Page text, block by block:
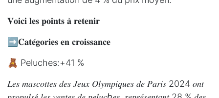
𝐕𝐨𝐢𝐜𝐢 𝐥𝐞𝐬 𝐩𝐨𝐢𝐧𝐭𝐬 𝐚̀ 𝐫𝐞𝐭𝐞𝐧𝐢𝐫
➡️𝐂𝐚𝐭𝐞́𝐠𝐨𝐫𝐢𝐞𝐬 𝐞𝐧 𝐜𝐫𝐨𝐢𝐬𝐬𝐚𝐧𝐜𝐞
🧸 Peluches:+41 %
𝐿𝑒𝑠 𝑚𝑎𝑠𝑐𝑜𝑡𝑡𝑒𝑠 𝑑𝑒𝑠 𝐽𝑒𝑢𝑥 𝑂𝑙𝑦𝑚𝑝𝑖𝑞𝑢𝑒𝑠 𝑑𝑒 𝑃𝑎𝑟𝑖𝑠 2024 𝑜𝑛𝑡